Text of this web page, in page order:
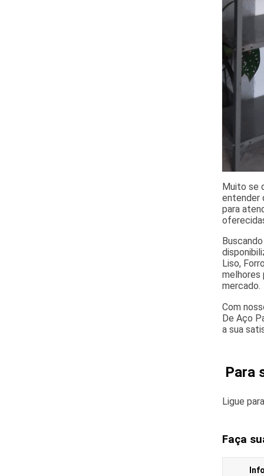
Muito se
entender
para
Liso,
melhores
mercado.
Com
De Aço
a sua
Para
Ligue
Faça